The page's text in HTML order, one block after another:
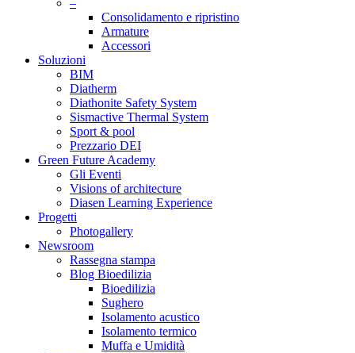
–
Consolidamento e ripristino
Armature
Accessori
Soluzioni
BIM
Diatherm
Diathonite Safety System
Sismactive Thermal System
Sport & pool
Prezzario DEI
Green Future Academy
Gli Eventi
Visions of architecture
Diasen Learning Experience
Progetti
Photogallery
Newsroom
Rassegna stampa
Blog Bioedilizia
Bioedilizia
Sughero
Isolamento acustico
Isolamento termico
Muffa e Umidità